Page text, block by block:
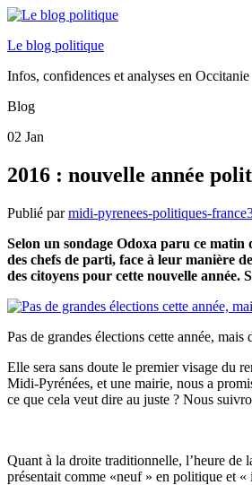
Le blog politique
Infos, confidences et analyses en Occitanie
Blog
02 Jan
2016 : nouvelle année
Publié parmidi-pyrenees-politiques-
Selon un sondage Odoxa paru ce
des chefs de parti, face à leur manière
des citoyens pour cette nouvelle année.
Pas de grandes élections cette année, mais
Elle sera sans doute le premier visage du
Midi-Pyrénées, et une mairie, nous a
ce que cela veut dire au juste ? Nous
Quant à la droite traditionnelle, l’heure de
présentait comme «neuf » en politique et